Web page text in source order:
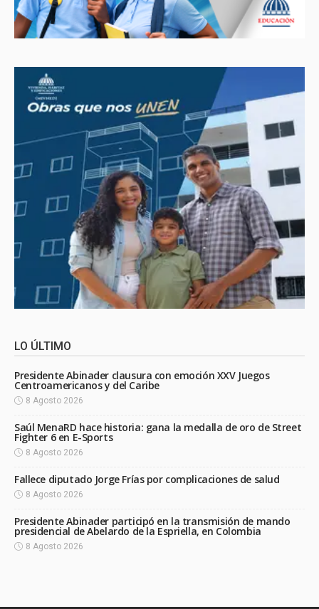
LO ÚLTIMO
Presidente Abinader clausura con emoción XXV Juegos
Centroamericanos y del Caribe
8 Agosto 2026
Saúl MenaRD hace historia: gana la medalla de oro de Street
Fighter 6 en E-Sports
8 Agosto 2026
Fallece diputado Jorge Frías por complicaciones de salud
8 Agosto 2026
Presidente Abinader participó en la transmisión de mando
presidencial de Abelardo de la Espriella, en Colombia
8 Agosto 2026